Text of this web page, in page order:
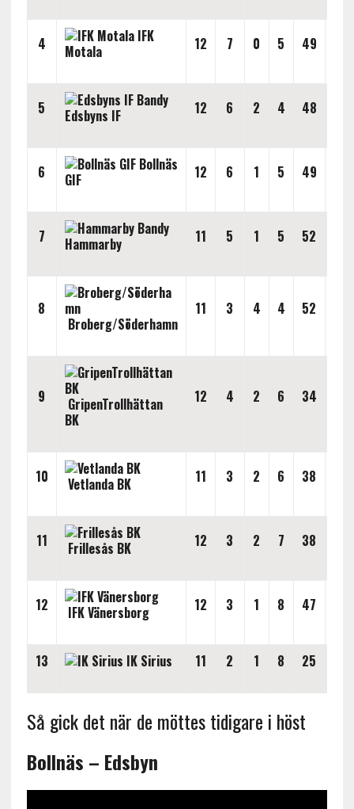
4
IFK
Motala
12 7 0 5 49
5 Edsbyns IF 12 6 2 4 48
6
Bollnäs
GIF
12 6 1 5 49
7 Hammarby 11 5 1 5 52
8
Broberg/Söderhamn
11 3 4 4 52
9
GripenTrollhättan
BK
12 4 2 6 34
10 Vetlanda BK 11 3 2 6 38
11 Frillesås BK 12 3 2 7 38
12 IFK Vänersborg 12 3 1 8 47
13 IK Sirius 11 2 1 8 25
Så gick det när de möttes tidigare i höst
Bollnäs – Edsbyn